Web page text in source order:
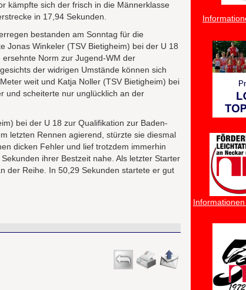
kämpfte sich der frisch in die Männerklasse
in 17,94 Sekunden.
bestanden am Sonntag für die
Jonas Winkeler (TSV Bietigheim) bei der U 18
Norm zur Jugend-WM der
der widrigen Umstände können sich
weit und Katja Noller (TSV Bietigheim) bei
und scheiterte nur unglücklich an der
bei der U 18 zur Qualifikation zur Baden-
letzten Rennen agierend, stürzte sie diesmal
dicken Fehler und lief trotzdem immerhin
ihrer Bestzeit nahe. Als letzter Starter
der Reihe. In 50,29 Sekunden startete er gut